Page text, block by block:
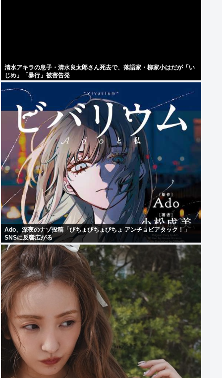
清水アキラの息子・清水良太郎さん死去で、落語家・柳家小はだが「い
じめ」「暴行」被害告発
Ado、深夜のナゾ投稿「びちょびちょびちょ アンチョビアタック！」
SNSに反響広がる